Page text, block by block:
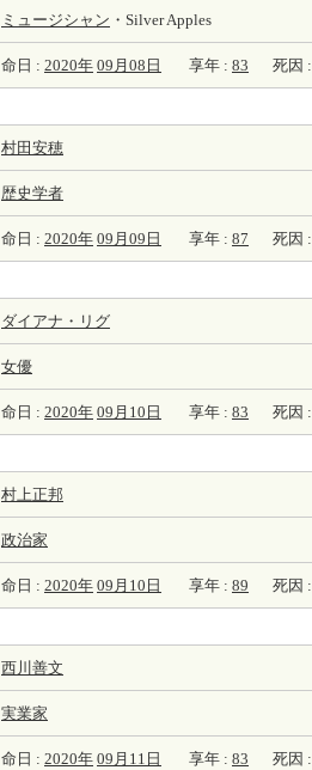
ミュージシャン ・Silver Apples
命日 : 2020年 09月08日 享年 : 83 死因 :
村田安穂
歴史学者
命日 : 2020年 09月09日 享年 : 87 死因 :
ダイアナ・リグ
女優
命日 : 2020年 09月10日 享年 : 83 死因 :
村上正邦
政治家
命日 : 2020年 09月10日 享年 : 89 死因 :
西川善文
実業家
命日 : 2020年 09月11日 享年 : 83 死因 :